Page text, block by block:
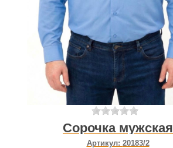
Сорочка мужская
Артикул: 20183/2